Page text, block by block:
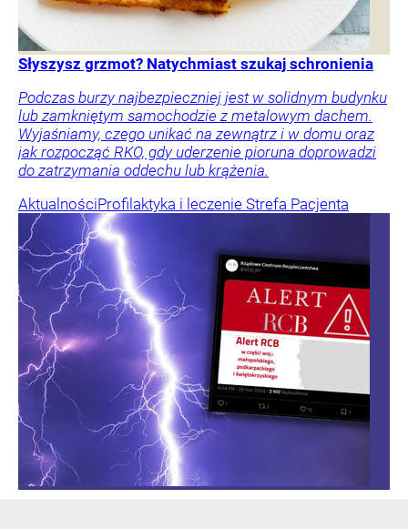
Słyszysz grzmot? Natychmiast szukaj schronienia
Podczas burzy najbezpieczniej jest w solidnym budynku
lub zamkniętym samochodzie z metalowym dachem.
Wyjaśniamy, czego unikać na zewnątrz i w domu oraz
jak rozpocząć RKO, gdy uderzenie pioruna doprowadzi
do zatrzymania oddechu lub krążenia.
AktualnościProfilaktyka i leczenie Strefa Pacjenta